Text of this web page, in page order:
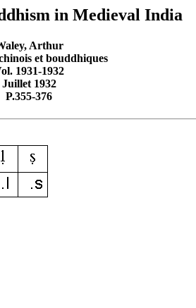
in Medieval India
Arthur
et bouddhiques
1931-1932
Juillet 1932
P.355-376